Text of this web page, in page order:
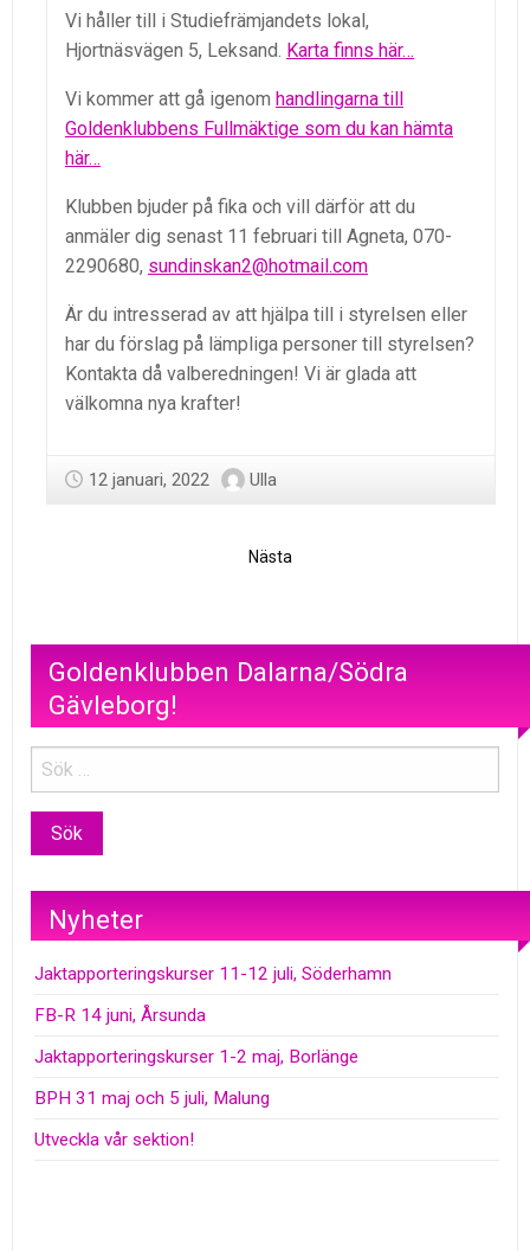
Vi håller till i Studiefrämjandets lokal,
Hjortnäsvägen 5, Leksand. Karta finns här…
Vi kommer att gå igenom handlingarna till
Goldenklubbens Fullmäktige som du kan hämta
här…
Klubben bjuder på fika och vill därför att du
anmäler dig senast 11 februari till Agneta, 070-
2290680, sundinskan2@hotmail.com
Är du intresserad av att hjälpa till i styrelsen eller
har du förslag på lämpliga personer till styrelsen?
Kontakta då valberedningen! Vi är glada att
välkomna nya krafter!
12 januari, 2022 Ulla
Nästa
Goldenklubben Dalarna/Södra
Gävleborg!
Nyheter
Jaktapporteringskurser 11-12 juli, Söderhamn
FB-R 14 juni, Årsunda
Jaktapporteringskurser 1-2 maj, Borlänge
BPH 31 maj och 5 juli, Malung
Utveckla vår sektion!